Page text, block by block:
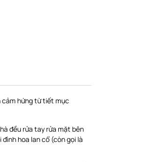
cảm hứng từ tiết mục
đều rửa tay rửa mặt bên
hoa lan cổ (còn gọi là